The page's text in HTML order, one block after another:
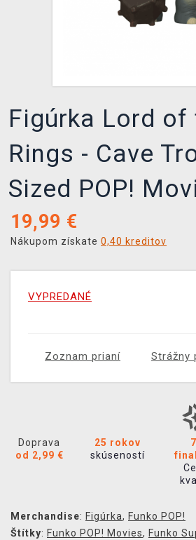
Figúrka Lord of
Rings - Cave
Sized POP!
19,99 €
Nákupom získate 0,40 kreditov
VYPREDANÉ
Zoznam prianí Strážny
Doprava
od 2,99 €
25 rokov
skúseností
Merchandise: Figúrka, Funko POP!
Štítky: Funko POP! Movies, Funko